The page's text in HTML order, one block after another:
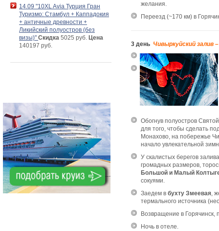
желания.
Переезд (~170 км) в
3 день Чивыркуйский залив
Обогнув полуостров
для того, чтобы сделать
Монахово, на побережье
начало увлекательной
У скалистых берегов
громадных размеров,
Большой и Малый
сокуями.
Заедем в бухту Змеевая,
термального источника
Возвращение в Горячинск,
Ночь в отеле.
14.09 "10XL Avia Турция Гран
Туризмо: Стамбул + Каппадокия
+ античные древности +
Ликийский полуостров (без
визы)" Скидка 5025 руб. Цена
140197 руб.